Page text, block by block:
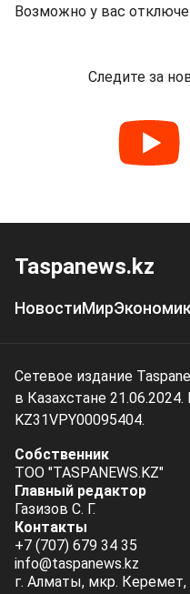
Возможно у вас
Следите за
Taspanews.kz
НовостиМир
Сетевое издание
в Казахстане
KZ31VPY00095404.
Собственник
ТОО "TASPANEWS.KZ"
Главный редактор
Газизов С. Г.
Контакты
+7 (707) 679 34 35
info@taspanews.kz
г. Алматы, мкр.